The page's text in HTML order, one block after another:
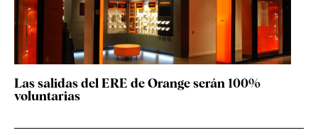
Las salidas del ERE de Orange serán 100%
voluntarias